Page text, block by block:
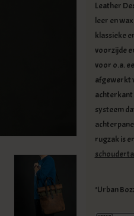
Leather
leer en
klassieke
voorzijde
voor o.a.
afgewerkt
achterkant
systeem
rugzak is
*Urban